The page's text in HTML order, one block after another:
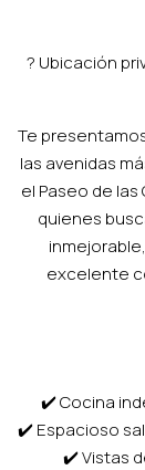
?️ Ubicación
Te
las avenidas
el Paseo de
quienes
excelente
✔️ Cocina
✔️ Espacioso
✔️ Vistas